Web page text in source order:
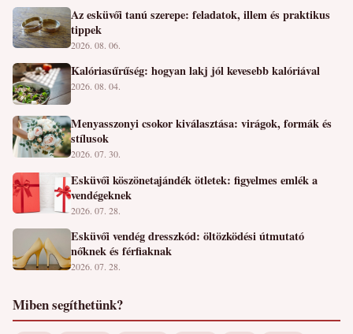
Az esküvői tanú szerepe: feladatok, illem és praktikus
tippek
2026. 08. 06.
Kalóriasűrűség: hogyan lakj jól kevesebb kalóriával
2026. 08. 04.
Menyasszonyi csokor kiválasztása: virágok, formák és
stílusok
2026. 07. 30.
Esküvői köszönetajándék ötletek: figyelmes emlék a
vendégeknek
2026. 07. 28.
Esküvői vendég dresszkód: öltözködési útmutató
nőknek és férfiaknak
2026. 07. 28.
Miben segíthetünk?